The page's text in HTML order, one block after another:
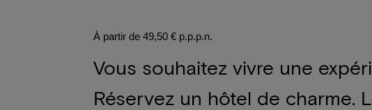
À partir de 49,50 € p.p.p.n.
Vous souhaitez vivre une
Réservez un hôtel de charme.